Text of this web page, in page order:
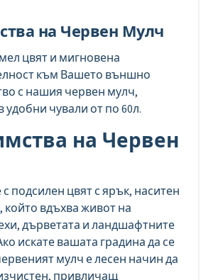
на Червен Мулч
цвят и мигновена
към Вашето външно
с нашия червен мулч,
удобни чували от по 60л.
на Червен
подсилен цвят с ярък, наситен
който вдъхва живот на
дърветата и ландшафтните
искате вашата градина да се
мулч е лесен начин да
привличащ